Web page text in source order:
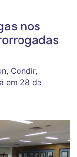
nos
Condir,
em 28 de